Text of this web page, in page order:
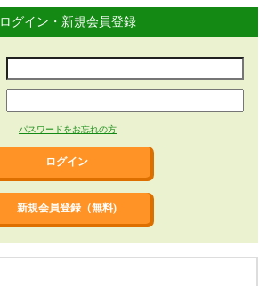
ログイン・新規会員登録
パスワードをお忘れの方
新規会員登録（無料)